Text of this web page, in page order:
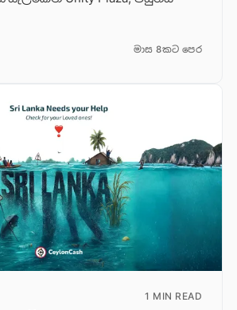
මාස 8කට පෙර
1 MIN READ